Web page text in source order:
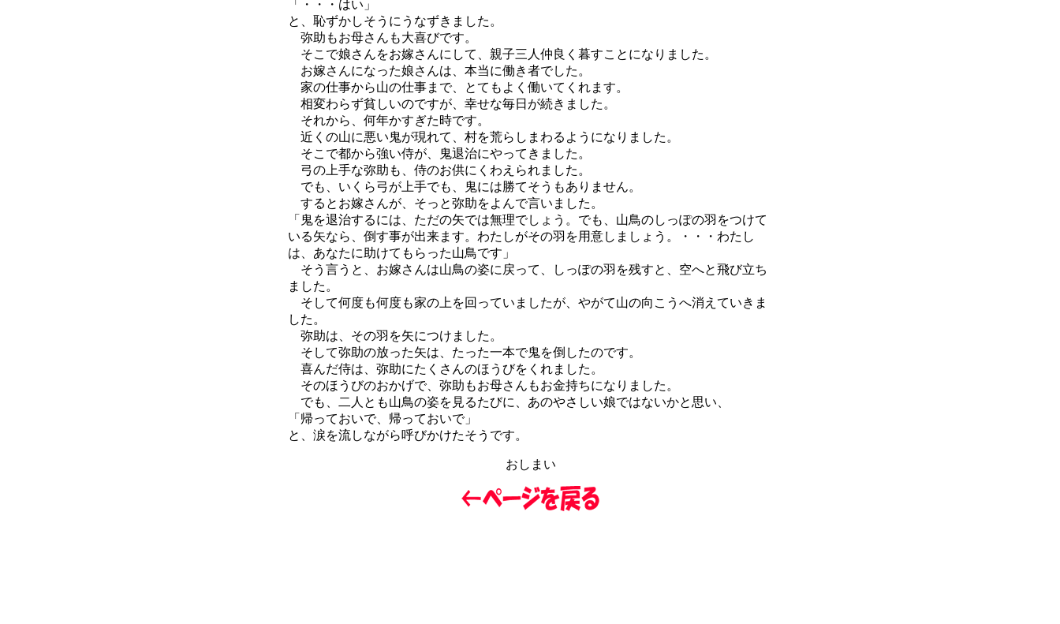
「・・・はい」
と、恥ずかしそうにうなずきました。
弥助もお母さんも大喜びです。
そこで娘さんをお嫁さんにして、親子三人仲良く暮すことになりました。
お嫁さんになった娘さんは、本当に働き者でした。
家の仕事から山の仕事まで、とてもよく働いてくれます。
相変わらず貧しいのですが、幸せな毎日が続きました。
それから、何年かすぎた時です。
近くの山に悪い鬼が現れて、村を荒らしまわるようになりました。
そこで都から強い侍が、鬼退治にやってきました。
弓の上手な弥助も、侍のお供にくわえられました。
でも、いくら弓が上手でも、鬼には勝てそうもありません。
するとお嫁さんが、そっと弥助をよんで言いました。
「鬼を退治するには、ただの矢では無理でしょう。でも、山鳥のしっぽの羽をつけて
いる矢なら、倒す事が出来ます。わたしがその羽を用意しましょう。・・・わたし
は、あなたに助けてもらった山鳥です」
そう言うと、お嫁さんは山鳥の姿に戻って、しっぽの羽を残すと、空へと飛び立ち
ました。
そして何度も何度も家の上を回っていましたが、やがて山の向こうへ消えていきま
した。
弥助は、その羽を矢につけました。
そして弥助の放った矢は、たった一本で鬼を倒したのです。
喜んだ侍は、弥助にたくさんのほうびをくれました。
そのほうびのおかげで、弥助もお母さんもお金持ちになりました。
でも、二人とも山鳥の姿を見るたびに、あのやさしい娘ではないかと思い、
「帰っておいで、帰っておいで」
と、涙を流しながら呼びかけたそうです。
おしまい